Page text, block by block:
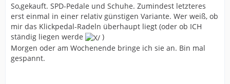
So,gekauft. SPD-Pedale und Schuhe. Zumindest letzteres
erst einmal in einer relativ günstigen Variante. Wer weiß, ob
mir das Klickpedal-Radeln überhaupt liegt (oder ob ICH
ständig liegen werde
)
Morgen oder am Wochenende bringe ich sie an. Bin mal
gespannt.